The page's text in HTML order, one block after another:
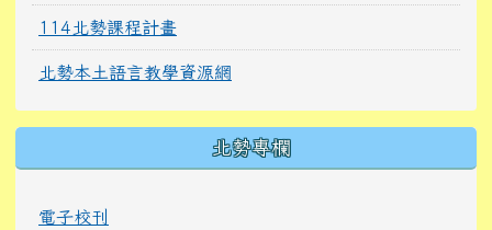
114北勢課程計畫
北勢本土語言教學資源網
北勢專欄
電子校刊